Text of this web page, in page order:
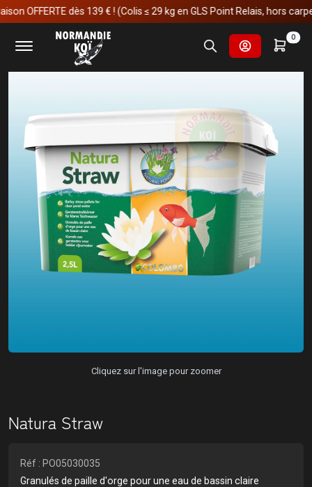
OFFERTE dès 139 € ! (Colis ≤ 29 kg en GLS Point Relais, hors carpes
0
Accueil Matériels Elimination des algues. Natura Straw
Cliquez sur l'image pour zoomer
Natura Straw
Réf : PO05030035
Granulés de paille d'orge pour une eau de bassin claire